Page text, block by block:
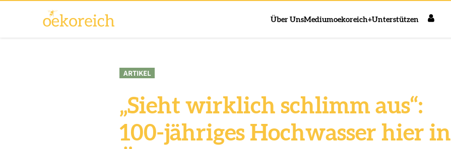
Über UnsMediumoekoreich+Unterstützen
ARTIKEL
„Sieht wirklich schlimm aus“:
100-jähriges Hochwasser hier in